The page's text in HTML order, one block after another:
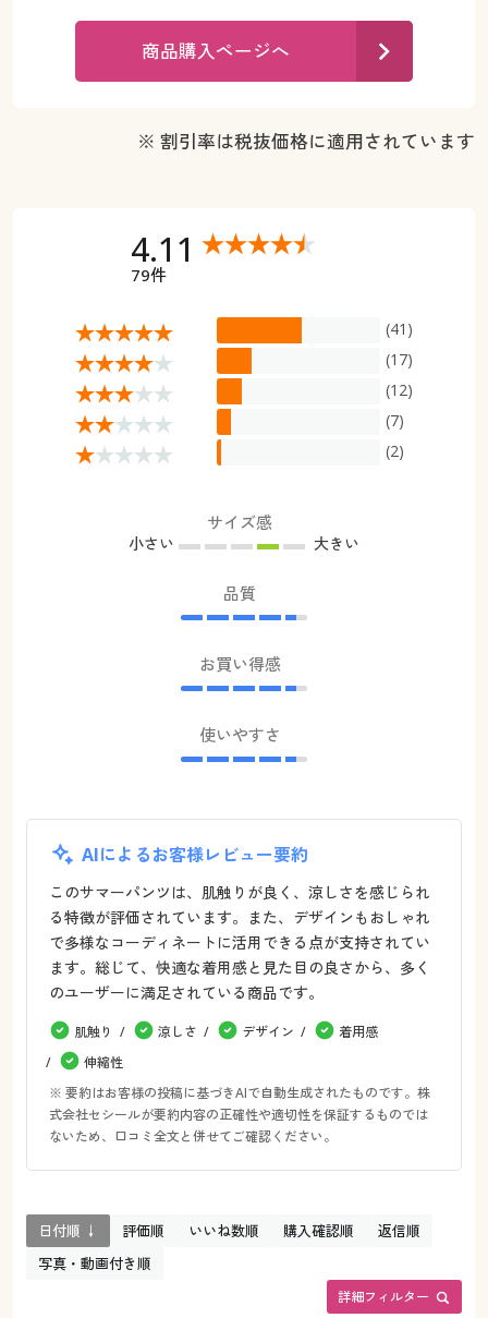
ご利用ガイド
よくある質問とお問い合わせ
マイページ
閲覧履歴
ご利用ガイド
商品購入ページへ
※ 割引率は税抜価格に適用されています
4.11
79件
(41)
(17)
(12)
(7)
(2)
サイズ感
小さい 大きい
品質
お買い得感
使いやすさ
AIによるお客様レビュー要約
このサマーパンツは、肌触りが良く、涼しさを感じられ
る特徴が評価されています。また、デザインもおしゃれ
で多様なコーディネートに活用できる点が支持されてい
ます。総じて、快適な着用感と見た目の良さから、多く
のユーザーに満足されている商品です。
肌触り 涼しさ デザイン
着用感
伸縮性
※ 要約はお客様の投稿に基づきAIで自動生成されたものです。株
式会社セシールが要約内容の正確性や適切性を保証するものでは
ないため、口コミ全文と併せてご確認ください。
詳細フィルター
日付順 ↓ 評価順 いいね数順 購入確認順
返信順
写真・動画付き順